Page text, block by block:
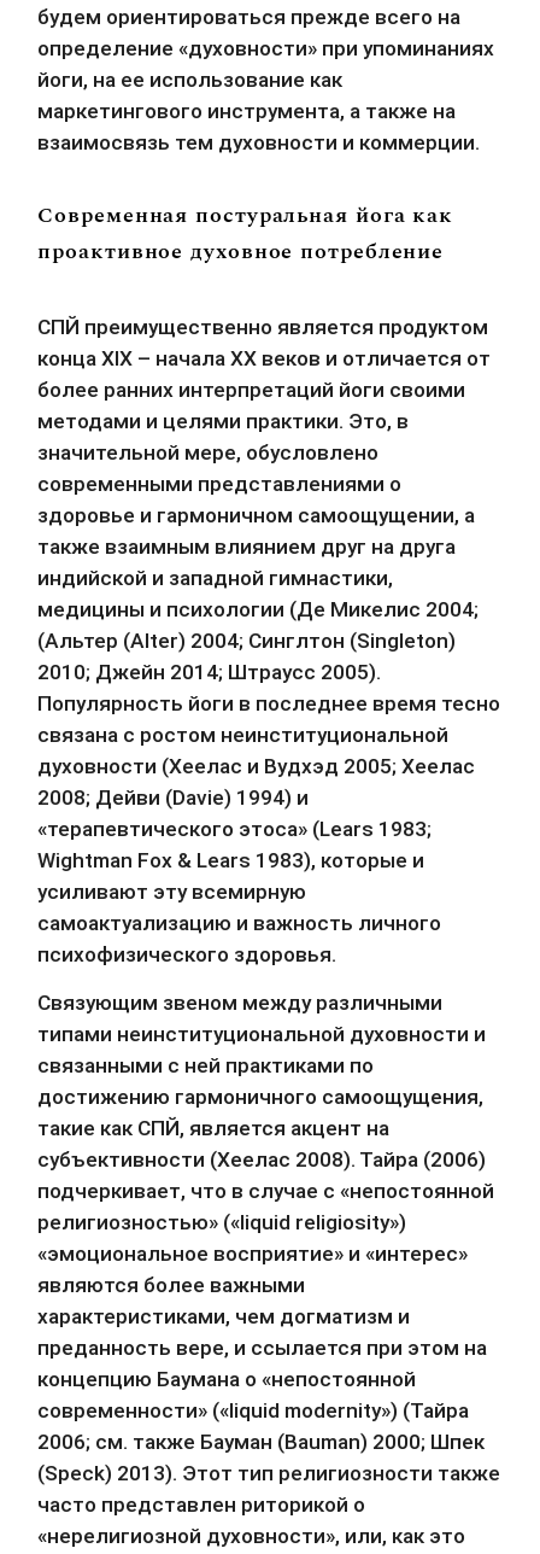
будем ориентироваться прежде всего на
определение «духовности» при упоминаниях
йоги, на ее использование как
маркетингового инструмента, а также на
взаимосвязь тем духовности и коммерции.
Современная постуральная йога как
проактивное духовное потребление
СПЙ преимущественно является продуктом
конца XIX – начала XX веков и отличается от
более ранних интерпретаций йоги своими
методами и целями практики. Это, в
значительной мере, обусловлено
современными представлениями о
здоровье и гармоничном самоощущении, а
также взаимным влиянием друг на друга
индийской и западной гимнастики,
медицины и психологии (Де Микелис 2004;
(Альтер (Alter) 2004; Синглтон (Singleton)
2010; Джейн 2014; Штраусс 2005).
Популярность йоги в последнее время тесно
связана с ростом неинституциональной
духовности (Хеелас и Вудхэд 2005; Хеелас
2008; Дейви (Davie) 1994) и
«терапевтического этоса» (Lears 1983;
Wightman Fox & Lears 1983), которые и
усиливают эту всемирную
самоактуализацию и важность личного
психофизического здоровья.
Связующим звеном между различными
типами неинституциональной духовности и
связанными с ней практиками по
достижению гармоничного самоощущения,
такие как СПЙ, является акцент на
субъективности (Хеелас 2008). Тайра (2006)
подчеркивает, что в случае с «непостоянной
религиозностью» («liquid religiosity»)
«эмоциональное восприятие» и «интерес»
являются более важными
характеристиками, чем догматизм и
преданность вере, и ссылается при этом на
концепцию Баумана о «непостоянной
современности» («liquid modernity») (Тайра
2006; см. также Бауман (Bauman) 2000; Шпек
(Speck) 2013). Этот тип религиозности также
часто представлен риторикой о
«нерелигиозной духовности», или, как это